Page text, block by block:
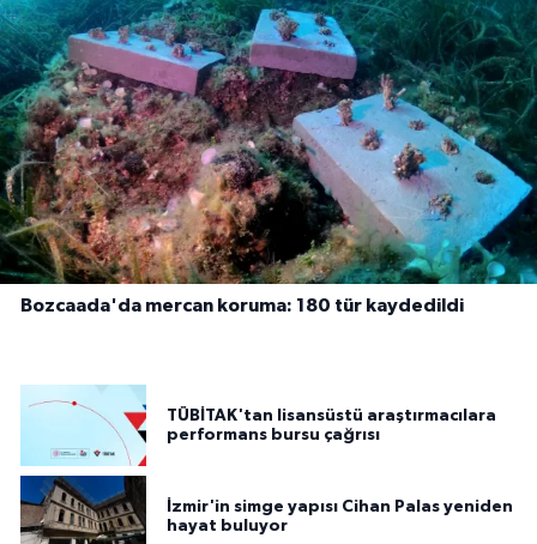
Bozcaada'da mercan koruma: 180 tür kaydedildi
TÜBİTAK'tan lisansüstü araştırmacılara
performans bursu çağrısı
İzmir'in simge yapısı Cihan Palas yeniden
hayat buluyor